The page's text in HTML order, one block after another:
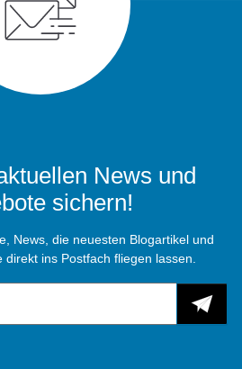
News und
sichern!
News, die neuesten Blogartikel und
direkt ins Postfach fliegen lassen.